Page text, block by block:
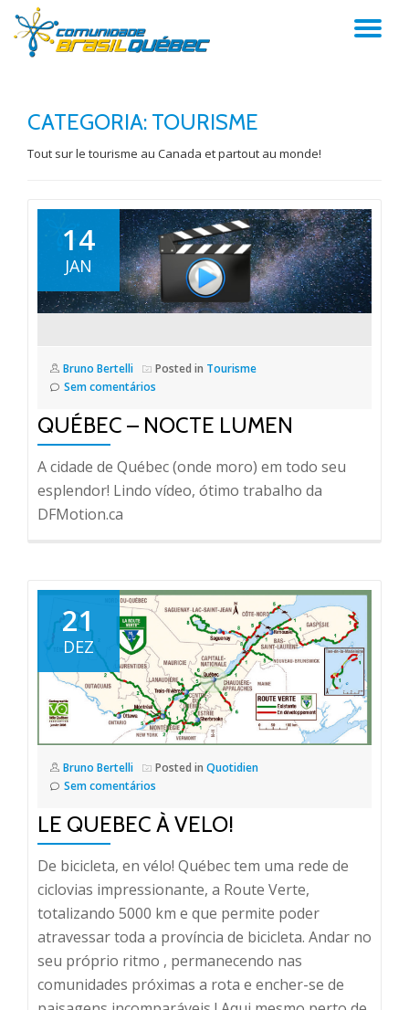
CATEGORIA: TOURISME
Tout sur le tourisme au Canada et partout au monde!
14
JAN
Bruno Bertelli Posted in Tourisme
Sem comentários
QUÉBEC – NOCTE LUMEN
A cidade de Québec (onde moro) em todo seu
esplendor! Lindo vídeo, ótimo trabalho da
DFMotion.ca
21
DEZ
Bruno Bertelli Posted in Quotidien
Sem comentários
LE QUEBEC À VELO!
De bicicleta, en vélo! Québec tem uma rede de
ciclovias impressionante, a Route Verte,
totalizando 5000 km e que permite poder
atravessar toda a província de bicicleta. Andar no
seu próprio ritmo , permanecendo nas
comunidades próximas a rota e encher-se de